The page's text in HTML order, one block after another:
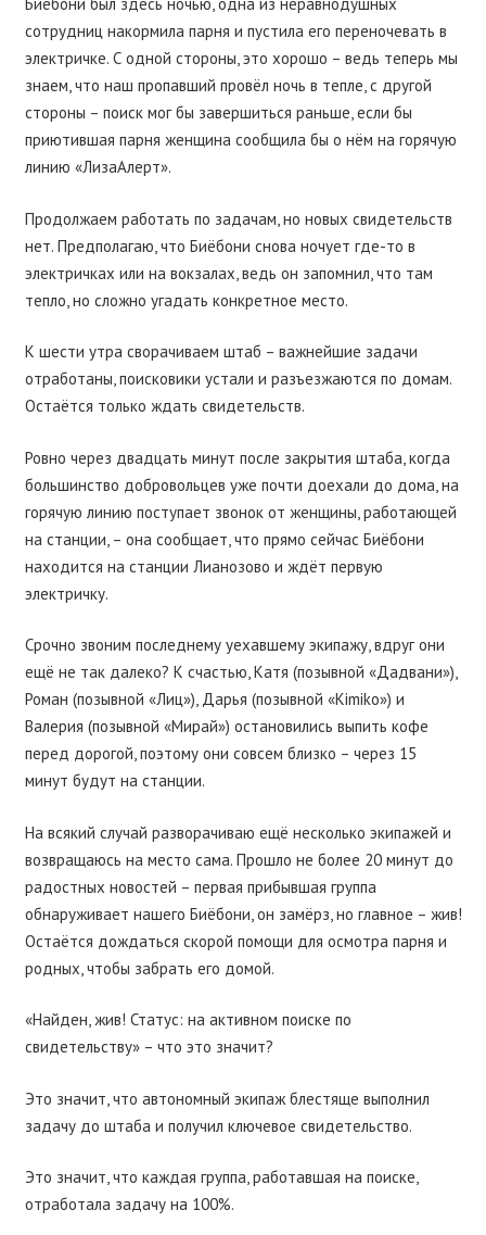
сотрудниц накормила парня и пустила его переночевать в
электричке. С одной стороны, это хорошо – ведь теперь мы
знаем, что наш пропавший провёл ночь в тепле, с другой
стороны – поиск мог бы завершиться раньше, если бы
приютившая парня женщина сообщила бы о нём на горячую
линию «ЛизаАлерт».
Продолжаем работать по задачам, но новых свидетельств
нет. Предполагаю, что Биёбони снова ночует где-то в
электричках или на вокзалах, ведь он запомнил, что там
тепло, но сложно угадать конкретное место.
К шести утра сворачиваем штаб – важнейшие задачи
отработаны, поисковики устали и разъезжаются по домам.
Остаётся только ждать свидетельств.
Ровно через двадцать минут после закрытия штаба, когда
большинство добровольцев уже почти доехали до дома, на
горячую линию поступает звонок от женщины, работающей
на станции, – она сообщает, что прямо сейчас Биёбони
находится на станции Лианозово и ждёт первую
электричку.
Срочно звоним последнему уехавшему экипажу, вдруг они
ещё не так далеко? К счастью, Катя (позывной «Дадвани»),
Роман (позывной «Лиц»), Дарья (позывной «Kimiko») и
Валерия (позывной «Мирай») остановились выпить кофе
перед дорогой, поэтому они совсем близко – через 15
минут будут на станции.
На всякий случай разворачиваю ещё несколько экипажей и
возвращаюсь на место сама. Прошло не более 20 минут до
радостных новостей – первая прибывшая группа
обнаруживает нашего Биёбони, он замёрз, но главное – жив!
Остаётся дождаться скорой помощи для осмотра парня и
родных, чтобы забрать его домой.
«Найден, жив! Статус: на активном поиске по
свидетельству» – что это значит?
Это значит, что автономный экипаж блестяще выполнил
задачу до штаба и получил ключевое свидетельство.
Это значит, что каждая группа, работавшая на поиске,
отработала задачу на 100%.